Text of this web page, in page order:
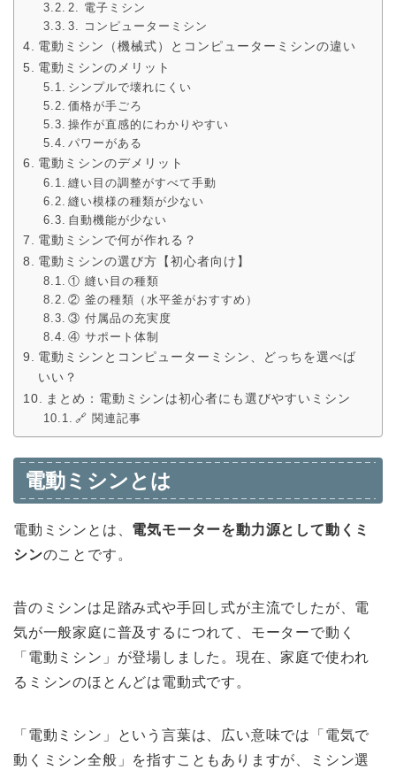
2. 電子ミシン
3. コンピューターミシン
電動ミシン（機械式）とコンピューターミシンの違い
電動ミシンのメリット
シンプルで壊れにくい
価格が手ごろ
操作が直感的にわかりやすい
パワーがある
電動ミシンのデメリット
縫い目の調整がすべて手動
縫い模様の種類が少ない
自動機能が少ない
電動ミシンで何が作れる？
電動ミシンの選び方【初心者向け】
① 縫い目の種類
② 釜の種類（水平釜がおすすめ）
③ 付属品の充実度
④ サポート体制
電動ミシンとコンピューターミシン、どっちを選べば
いい？
まとめ：電動ミシンは初心者にも選びやすいミシン
🔗 関連記事
電動ミシンとは
電動ミシンとは、 電気モーターを動力源として動くミ
シンのことです。
昔のミシンは足踏み式や手回し式が主流でしたが、電
気が一般家庭に普及するにつれて、モーターで動く
「電動ミシン」が登場しました。現在、家庭で使われ
るミシンのほとんどは電動式です。
「電動ミシン」という言葉は、広い意味では「電気で
動くミシン全般」を指すこともありますが、ミシン選